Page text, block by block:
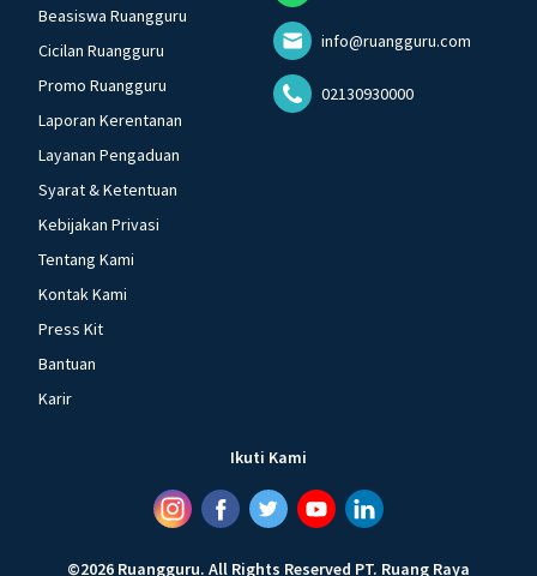
Beasiswa Ruangguru
Cicilan Ruangguru
Promo Ruangguru
Laporan Kerentanan
Layanan Pengaduan
Syarat & Ketentuan
Kebijakan Privasi
Tentang Kami
Kontak Kami
Press Kit
Bantuan
Karir
info@ruangguru.com
02130930000
Ikuti Kami
©2026 Ruangguru. All Rights Reserved PT. Ruang Raya